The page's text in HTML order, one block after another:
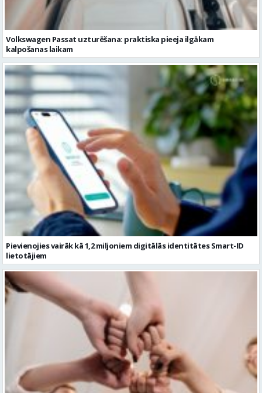
Volkswagen Passat uzturēšana: praktiska pieeja ilgākam
kalpošanas laikam
Pievienojies vairāk kā 1,2 miljoniem digitālās identitātes Smart-ID
lietotājiem